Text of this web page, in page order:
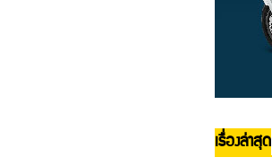
เรื่องล่าสุด